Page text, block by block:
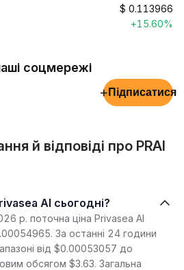
$ 0.113966
+15.60%
соцмережі
+ Підписатися
й відповіді про PRAI
AI сьогодні?
р. поточна ціна Privasea AI
За останні 24 години
від $0.00053057 до
обсягом $3.63. Загальна